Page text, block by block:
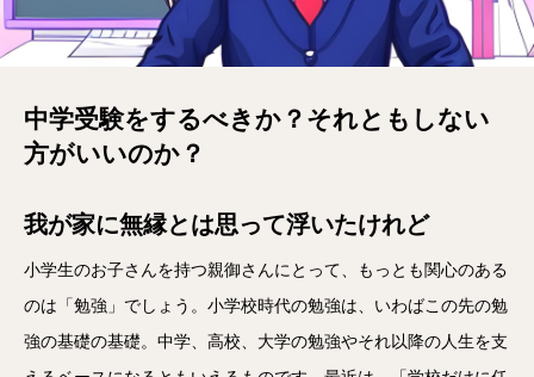
中学受験をするべきか？それともしない
方がいいのか？
我が家に無縁とは思って浮いたけれど
小学生のお子さんを持つ親御さんにとって、もっとも関心のある
のは「勉強」でしょう。小学校時代の勉強は、いわばこの先の勉
強の基礎の基礎。中学、高校、大学の勉強やそれ以降の人生を支